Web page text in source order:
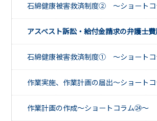
石綿健康被害救済制度② ～ショートコ
アスベスト訴訟・給付金請求の弁護士費
石綿健康被害救済制度① ～ショートコ
作業実施、作業計画の届出～ショート
作業計画の作成～ショートコラム㉔～